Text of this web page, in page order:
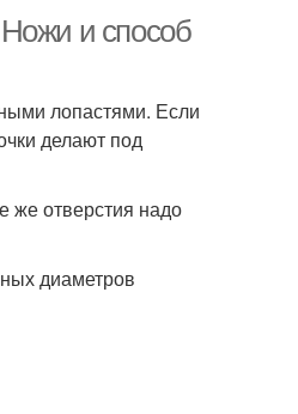
Ножи и способ
лопастями. Если
делают под
же отверстия надо
диаметров